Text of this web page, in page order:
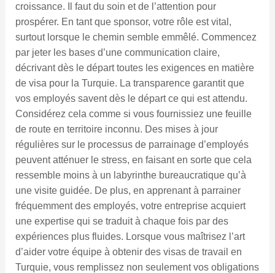
croissance. Il faut du soin et de l’attention pour
prospérer. En tant que sponsor, votre rôle est vital,
surtout lorsque le chemin semble emmêlé. Commencez
par jeter les bases d’une communication claire,
décrivant dès le départ toutes les exigences en matière
de visa pour la Turquie. La transparence garantit que
vos employés savent dès le départ ce qui est attendu.
Considérez cela comme si vous fournissiez une feuille
de route en territoire inconnu. Des mises à jour
régulières sur le processus de parrainage d’employés
peuvent atténuer le stress, en faisant en sorte que cela
ressemble moins à un labyrinthe bureaucratique qu’à
une visite guidée. De plus, en apprenant à parrainer
fréquemment des employés, votre entreprise acquiert
une expertise qui se traduit à chaque fois par des
expériences plus fluides. Lorsque vous maîtrisez l’art
d’aider votre équipe à obtenir des visas de travail en
Turquie, vous remplissez non seulement vos obligations